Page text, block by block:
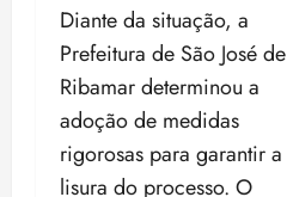
Diante da situação, a
Prefeitura de São José de
Ribamar determinou a
adoção de medidas
rigorosas para garantir a
lisura do processo. O